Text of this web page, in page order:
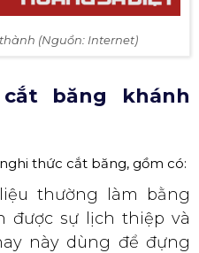
(Nguồn: Internet)
băng khánh
thức cắt băng, gồm có:
thường làm bằng
được sự lịch thiệp và
này dùng để đựng